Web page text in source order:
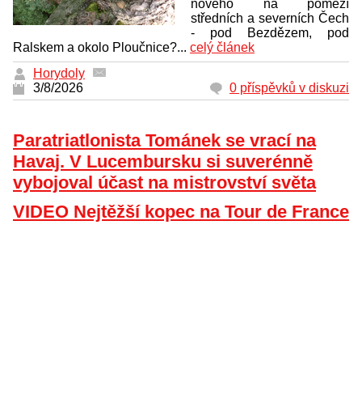
nového na pomezí
středních a severních Čech
- pod Bezdězem, pod
Ralskem a okolo Ploučnice?... celý článek
Horydoly
3/8/2026
0 příspěvků v diskuzi
Paratriatlonista Tománek se vrací na
Havaj. V Lucembursku si suverénně
vybojoval účast na mistrovství světa
VIDEO Nejtěžší kopec na Tour de France